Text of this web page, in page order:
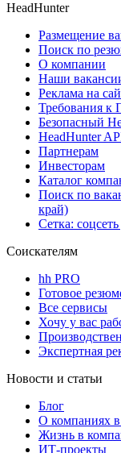
HeadHunter
Размещение
Поиск по
О компании
Наши
Реклама на
Требования к
Безопасный
HeadHunter
Партнерам
Инвесторам
Каталог
Поиск по
край)
Сетка:
Соискателям
hh PRO
Готовое
Все сервисы
Хочу у вас
Экспертная
Новости и статьи
Блог
О компаниях
Жизнь в
ИТ-проекты